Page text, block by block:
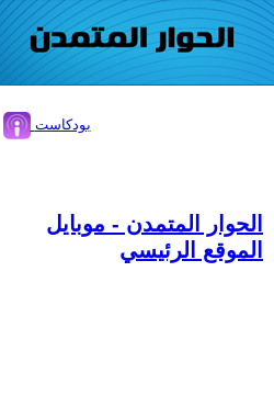
بودكاست
الحوار المتمدن - موبايل
الموقع الرئيسي